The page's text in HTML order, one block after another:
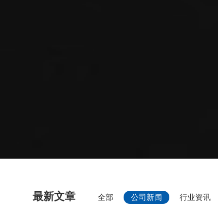
最新文章 全部 公司新闻 行业资讯